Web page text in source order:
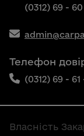
(0312) 69 -
Телефон
(0312) 69 - 61
Власність